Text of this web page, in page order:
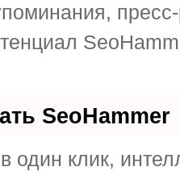
SeoHammer
клик,